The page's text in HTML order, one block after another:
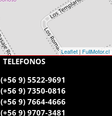
Leaflet | FullMotor.cl
TELÉFONOS
(+56 9) 5522-9691
(+56 9) 7350-0816
(+56 9) 7664-4666
(+56 9) 9707-3481